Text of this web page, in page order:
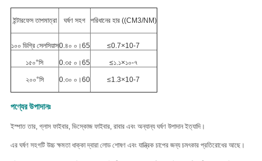
ইন্টারফেস তাপমাত্রা ঘর্ষণ সহগ পরিধানের হার ((CM3/NM)
১০০ ডিগ্রি সেলসিয়াস0.৪০ ০।65 ≤0.7×10-7
১৫০°সি 0.৩৫ ০।65 ≤১.১×১০-৭
২০০°সি 0.৩০ ০।60 ≤1.3×10-7
পণ্যের উপাদানঃ
ইস্পাত তার, গ্লাস ফাইবার, ভিস্কোজ ফাইবার, রাবার এবং অন্যান্য ঘর্ষণ উপাদান ইত্যাদি।
এর ঘর্ষণ সহগটি উচ্চ ক্ষমতা ধাক্কা দ্বারা লোড শোষণ এবং যান্ত্রিক চাপের জন্য চমৎকার প্রতিরোধের আছে।